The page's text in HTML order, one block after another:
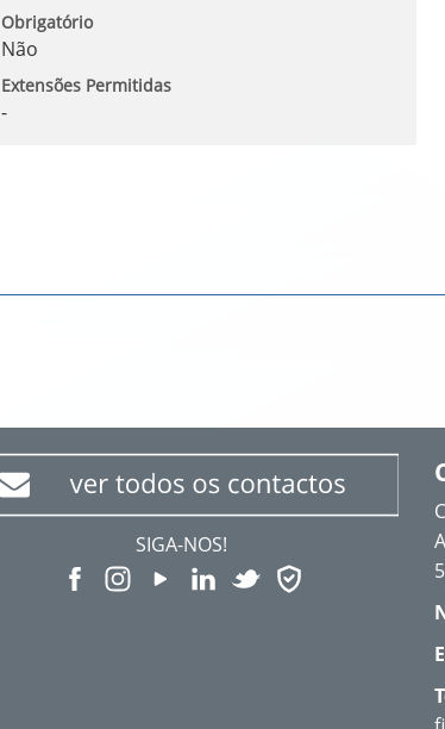
Obrigatório
Não
Extensões Permitidas
-
SIGA-NOS!